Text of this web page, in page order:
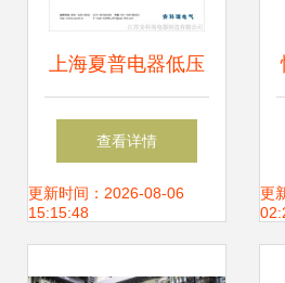
上海夏普电器低压
配电网络的改造及
电能管理系统的实
查看详情
更新时间：2026-08-06
15:15:48
更